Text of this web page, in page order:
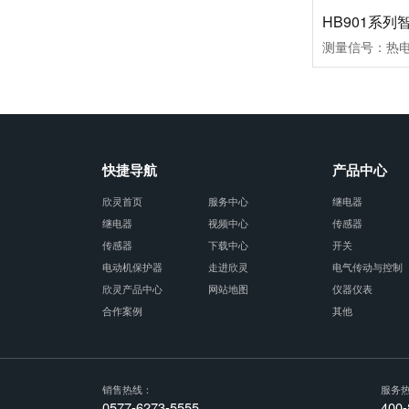
快捷导航
欣灵首页
服务中心
继电器
视频中心
传感器
下载中心
电动机保护器
走进欣灵
欣灵产品中心
网站地图
合作案例
产品中心
继电器
传感器
开关
电气传动与控制
仪器仪表
其他
销售热线： 服务